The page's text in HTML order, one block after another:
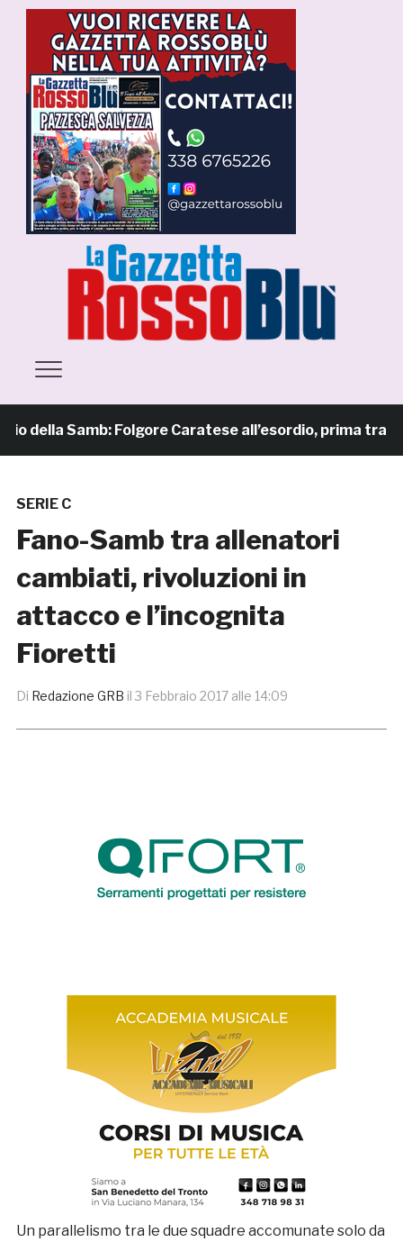
Samb: Folgore Caratese all’esordio, prima
SERIE C
Fano-Samb tra allenatori
cambiati, rivoluzioni in
attacco e l’incognita
Fioretti
Di Redazione GRB il 3 Febbraio 2017 alle 14:09
Un parallelismo tra le due squadre accomunate solo da